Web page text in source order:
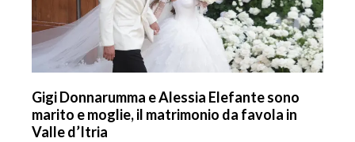
Gigi Donnarumma e Alessia Elefante sono
marito e moglie, il matrimonio da favola in
Valle d’Itria